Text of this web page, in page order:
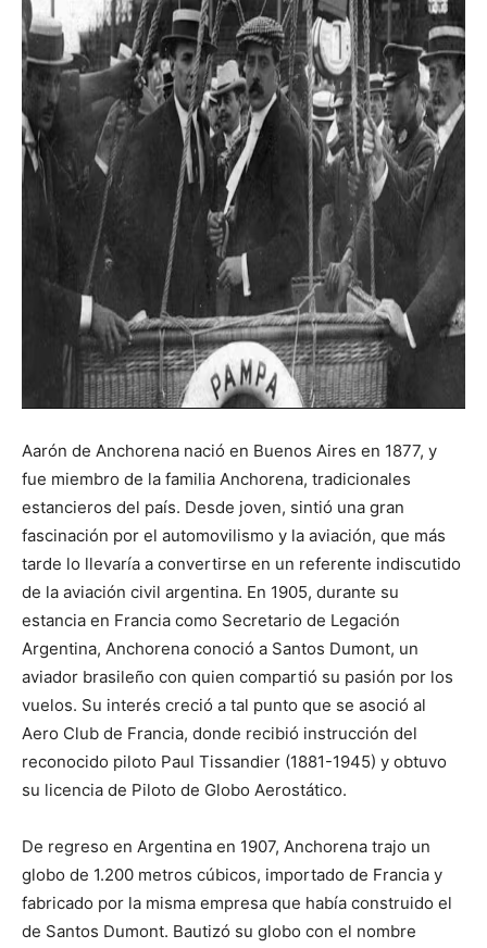
Aarón de Anchorena nació en Buenos Aires en 1877, y
fue miembro de la familia Anchorena, tradicionales
estancieros del país. Desde joven, sintió una gran
fascinación por el automovilismo y la aviación, que más
tarde lo llevaría a convertirse en un referente indiscutido
de la aviación civil argentina. En 1905, durante su
estancia en Francia como Secretario de Legación
Argentina, Anchorena conoció a Santos Dumont, un
aviador brasileño con quien compartió su pasión por los
vuelos. Su interés creció a tal punto que se asoció al
Aero Club de Francia, donde recibió instrucción del
reconocido piloto Paul Tissandier (1881-1945) y obtuvo
su licencia de Piloto de Globo Aerostático.
De regreso en Argentina en 1907, Anchorena trajo un
globo de 1.200 metros cúbicos, importado de Francia y
fabricado por la misma empresa que había construido el
de Santos Dumont. Bautizó su globo con el nombre